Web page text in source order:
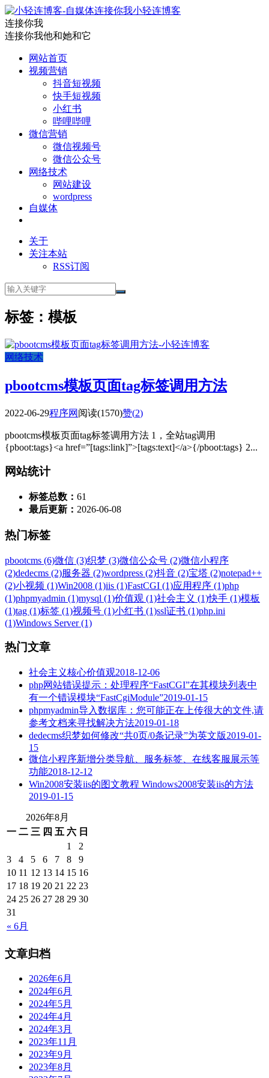
小轻连博客
连接你我
连接你我他和她和它
网站首页
视频营销
抖音短视频
快手短视频
小红书
哔哩哔哩
微信营销
微信视频号
微信公众号
网络技术
网站建设
wordpress
自媒体
关于
关注本站
RSS订阅
标签：模板
网络技术
pbootcms模板页面tag标签调用方法
2022-06-29程序网 阅读(1570)赞(2)
pbootcms模板页面tag标签调用方法 1，全站tag调用
{pboot:tags}<a href=”[tags:link]”>[tags:text]</a>{/pboot:tags} 2...
网站统计
标签总数： 61
最后更新： 2026-06-08
热门标签
pbootcms (6)微信 (3)织梦 (3)微信公众号 (2)微信小程序
(2)dedecms (2)服务器 (2)wordpress (2)抖音 (2)宝塔 (2)notepad++
(2)小视频 (1)Win2008 (1)iis (1)FastCGI (1)应用程序 (1)php
(1)phpmyadmin (1)mysql (1)价值观 (1)社会主义 (1)快手 (1)模板
(1)tag (1)标签 (1)视频号 (1)小红书 (1)ssl证书 (1)php.ini
(1)Windows Server (1)
热门文章
社会主义核心价值观2018-12-06
php网站错误提示：处理程序“FastCGI”在其模块列表中
有一个错误模块“FastCgiModule”2019-01-15
phpmyadmin导入数据库：您可能正在上传很大的文件,请
参考文档来寻找解决方法2019-01-18
dedecms织梦如何修改“共0页/0条记录”为英文版2019-01-
15
微信小程序新增分类导航、服务标签、在线客服展示等
功能2018-12-12
Win2008安装iis的图文教程 Windows2008安装iis的方法
2019-01-15
2026年8月
一 二 三 四 五 六 日
« 6月
1
2
3
4 5 6 7 8
9
10 11 12 13 14 15 16
17 18 19 20 21 22 23
24 25 26 27 28 29 30
31
文章归档
2026年6月
2024年6月
2024年5月
2024年4月
2024年3月
2023年11月
2023年9月
2023年8月